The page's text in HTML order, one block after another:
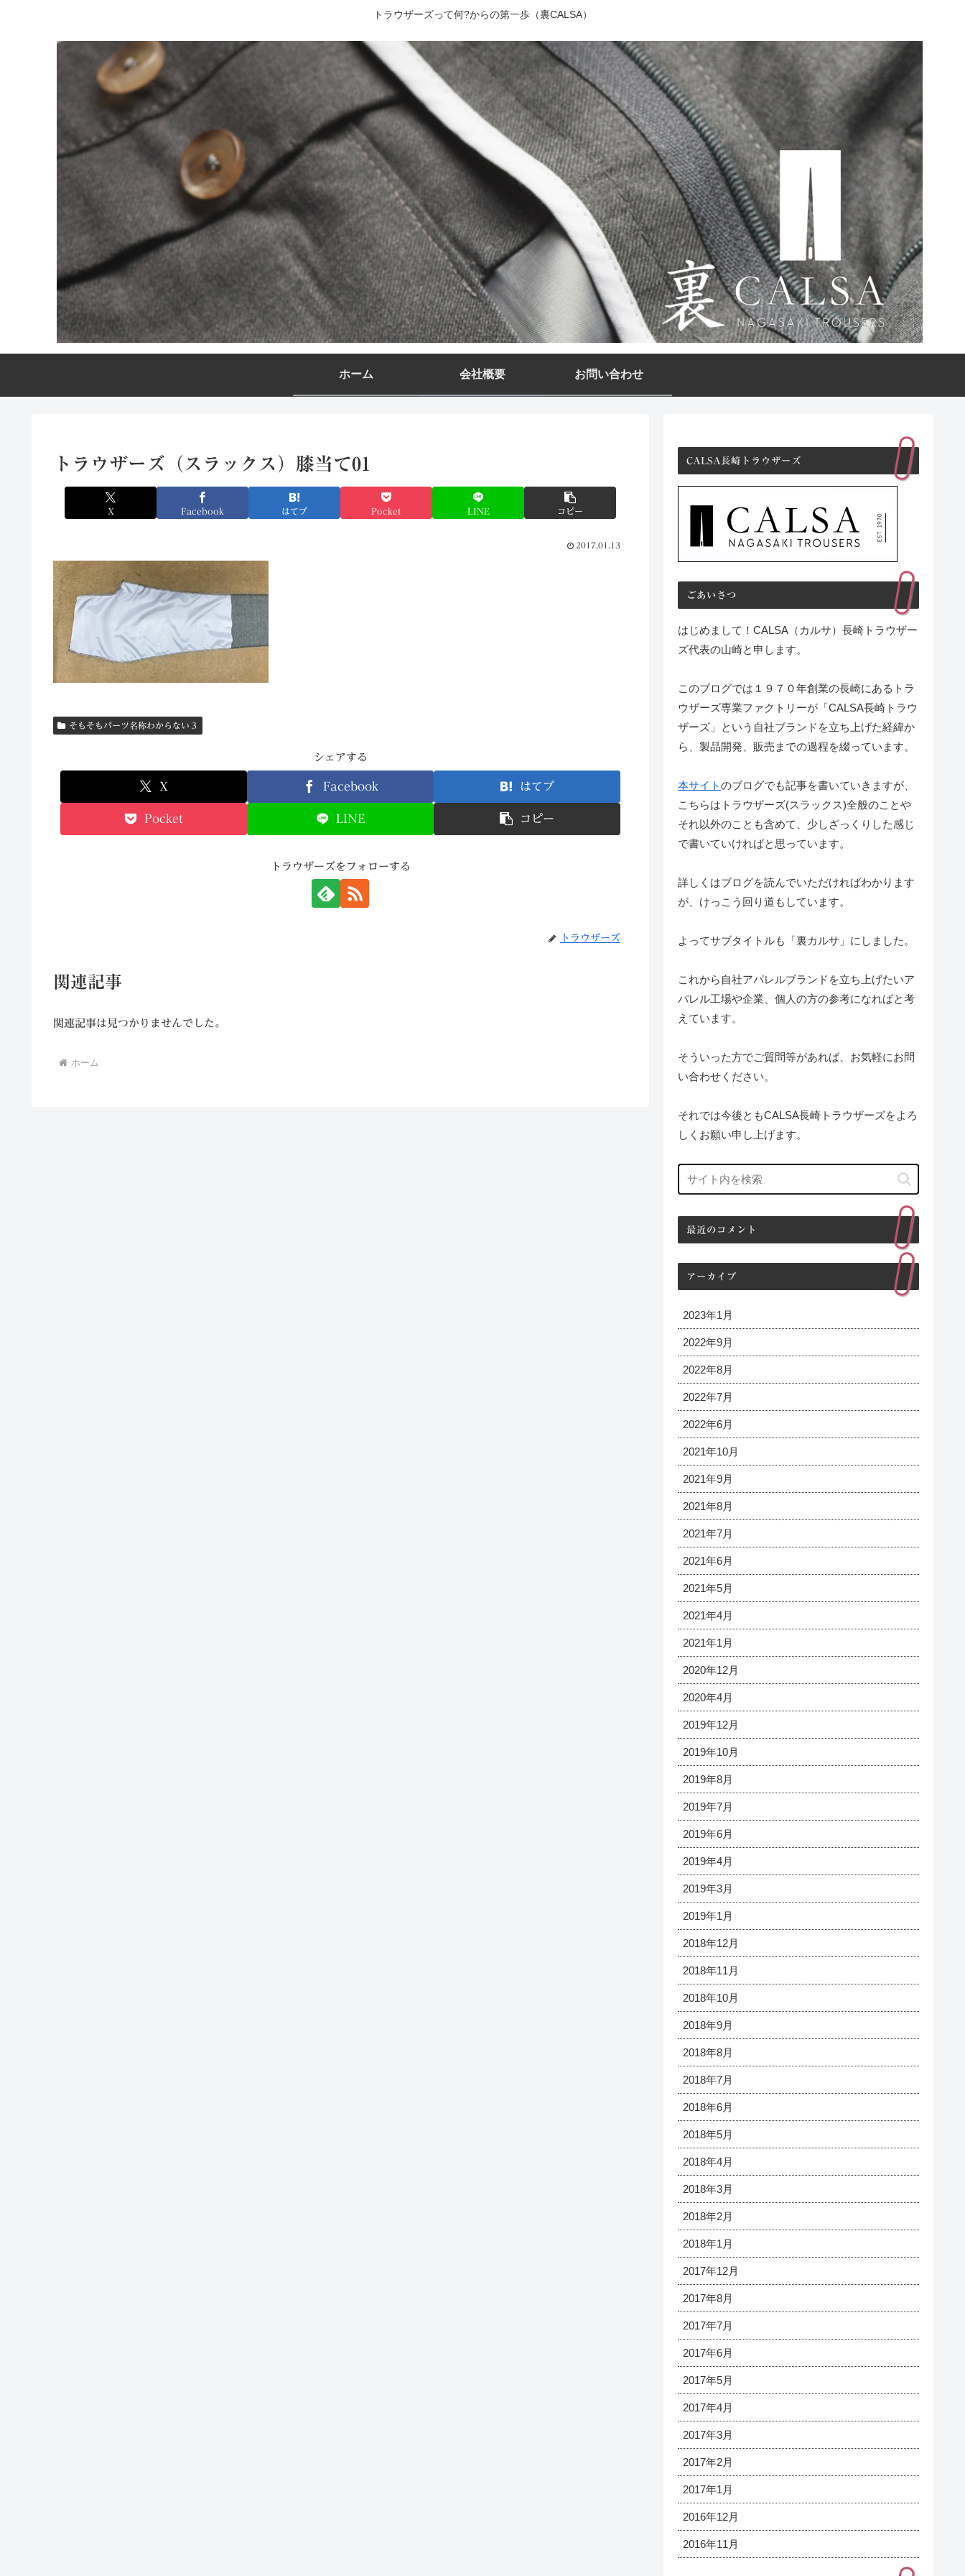
トラウザーズって何?からの第一歩（裏CALSA）
ホーム 会社概要 お問い合わせ
トラウザーズ（スラックス）膝当て01
X Facebook はてブ Pocket LINE コピー
2017.01.13
そもそもパーツ名称わからない３
シェアする
X Facebook はてブ
Pocket LINE コピー
トラウザーズをフォローする
トラウザーズ
関連記事
関連記事は見つかりませんでした。
ホーム
CALSA長崎トラウザーズ
ごあいさつ
はじめまして！CALSA（カルサ）長崎トラウザー
ズ代表の山崎と申します。
このブログでは１９７０年創業の長崎にあるトラ
ウザーズ専業ファクトリーが「CALSA長崎トラウ
ザーズ」という自社ブランドを立ち上げた経緯か
ら、製品開発、販売までの過程を綴っています。
本サイトのブログでも記事を書いていきますが、
こちらはトラウザーズ(スラックス)全般のことや
それ以外のことも含めて、少しざっくりした感じ
で書いていければと思っています。
詳しくはブログを読んでいただければわかります
が、けっこう回り道もしています。
よってサブタイトルも「裏カルサ」にしました。
これから自社アパレルブランドを立ち上げたいア
パレル工場や企業、個人の方の参考になればと考
えています。
そういった方でご質問等があれば、お気軽にお問
い合わせください。
それでは今後ともCALSA長崎トラウザーズをよろ
しくお願い申し上げます。
最近のコメント
アーカイブ
2023年1月
2022年9月
2022年8月
2022年7月
2022年6月
2021年10月
2021年9月
2021年8月
2021年7月
2021年6月
2021年5月
2021年4月
2021年1月
2020年12月
2020年4月
2019年12月
2019年10月
2019年8月
2019年7月
2019年6月
2019年4月
2019年3月
2019年1月
2018年12月
2018年11月
2018年10月
2018年9月
2018年8月
2018年7月
2018年6月
2018年5月
2018年4月
2018年3月
2018年2月
2018年1月
2017年12月
2017年8月
2017年7月
2017年6月
2017年5月
2017年4月
2017年3月
2017年2月
2017年1月
2016年12月
2016年11月